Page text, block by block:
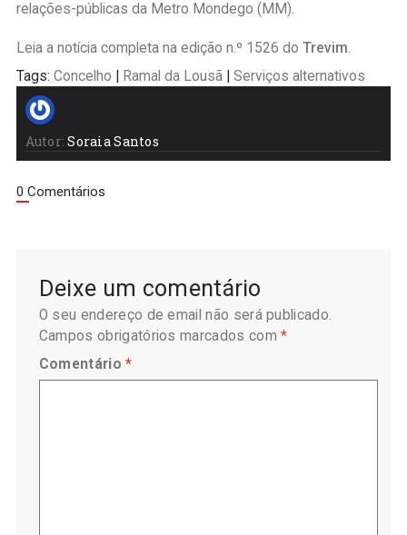
relações-públicas da Metro Mondego (MM).
Leia a notícia completa na edição n.º 1526 do Trevim.
Tags: Concelho Ramal da Lousã| Serviços alternativos
Autor: Soraia Santos
0 Comentários
Deixe um comentário
O seu endereço de email não será publicado.
Campos obrigatórios marcados com*
Comentário*